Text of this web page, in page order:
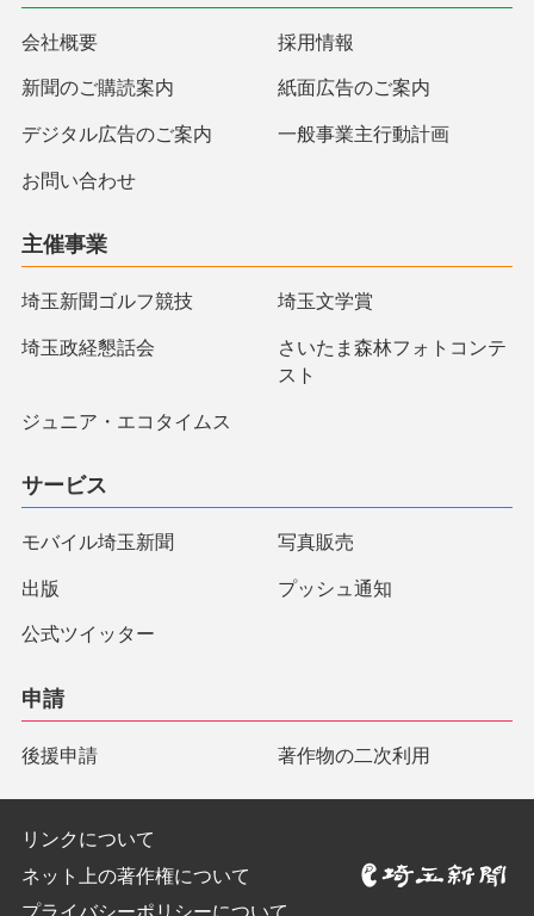
会社概要 採用情報
新聞のご購読案内 紙面広告のご案内
デジタル広告のご案内 一般事業主行動計画
お問い合わせ
主催事業
埼玉新聞ゴルフ競技 埼玉文学賞
埼玉政経懇話会
さいたま森林フォトコンテ
スト
ジュニア・エコタイムス
サービス
モバイル埼玉新聞 写真販売
出版 プッシュ通知
公式ツイッター
申請
後援申請 著作物の二次利用
リンクについて
ネット上の著作権について